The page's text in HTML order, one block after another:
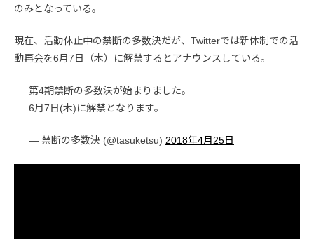
のみとなっている。
現在、活動休止中の禁断の多数決だが、Twitterでは新体制での活
動再会を6月7日（木）に解禁するとアナウンスしている。
第4期禁断の多数決が始まりました。
6月7日(木)に解禁となります。
— 禁断の多数決 (@tasuketsu) 2018年4月25日